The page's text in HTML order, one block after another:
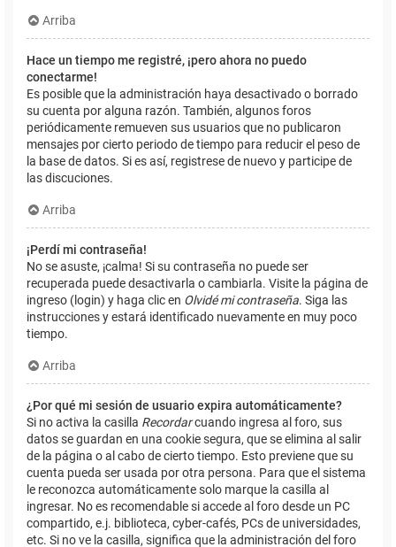
Arriba
Hace un tiempo me registré, ¡pero ahora no puedo
conectarme!
Es posible que la administración haya desactivado o borrado
su cuenta por alguna razón. También, algunos foros
periódicamente remueven sus usuarios que no publicaron
mensajes por cierto periodo de tiempo para reducir el peso de
la base de datos. Si es así, registrese de nuevo y participe de
las discuciones.
Arriba
¡Perdí mi contraseña!
No se asuste, ¡calma! Si su contraseña no puede ser
recuperada puede desactivarla o cambiarla. Visite la página de
ingreso (login) y haga clic en Olvidé mi contraseña. Siga las
instrucciones y estará identificado nuevamente en muy poco
tiempo.
Arriba
¿Por qué mi sesión de usuario expira automáticamente?
Si no activa la casilla Recordarcuando ingresa al foro, sus
datos se guardan en una cookie segura, que se elimina al salir
de la página o al cabo de cierto tiempo. Esto previene que su
cuenta pueda ser usada por otra persona. Para que el sistema
le reconozca automáticamente solo marque la casilla al
ingresar. No es recomendable si accede al foro desde un PC
compartido, e.j. biblioteca, cyber-cafés, PCs de universidades,
etc. Si no ve la casilla, significa que la administración del foro